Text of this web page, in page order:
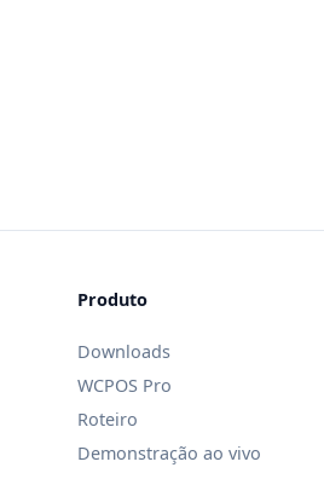
Produto
Downloads
WCPOS Pro
Roteiro
Demonstração ao vivo